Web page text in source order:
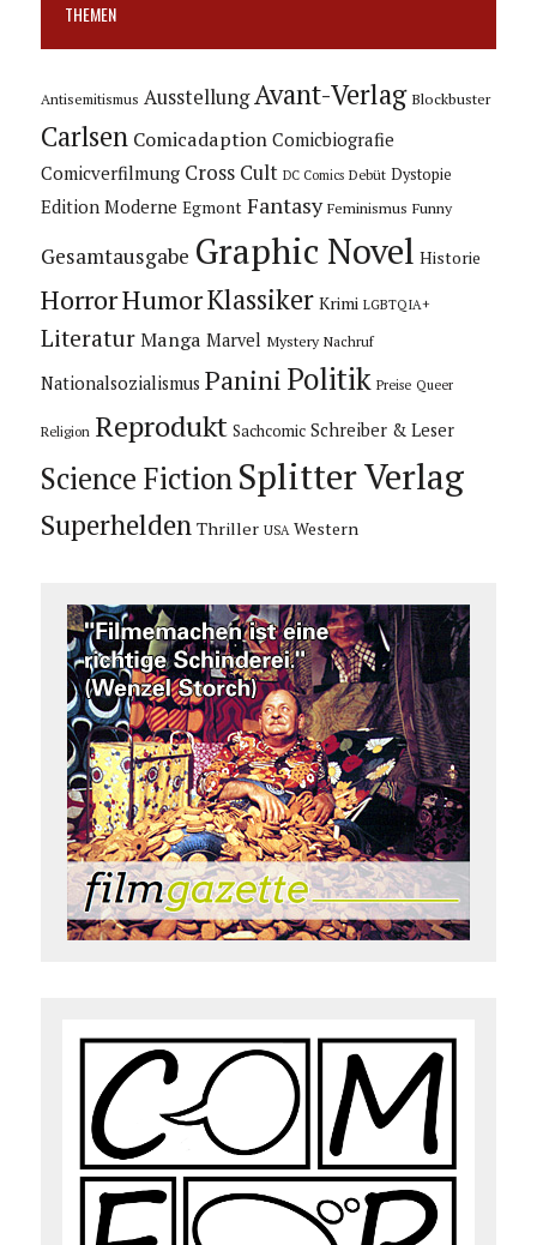
THEMEN
Antisemitismus Ausstellung Avant-Verlag Blockbuster
Carlsen Comicadaption Comicbiografie
Comicverfilmung Cross Cult DC Comics Debüt Dystopie
Edition Moderne Egmont Fantasy Feminismus Funny
Gesamtausgabe Graphic Novel Historie
HorrorHumorKlassiker Krimi LGBTQIA+
Literatur Manga Marvel Mystery Nachruf
Nationalsozialismus Panini Politik Preise Queer
Religion Reprodukt Sachcomic Schreiber & Leser
Science Fiction Splitter Verlag
Superhelden Thriller USA Western